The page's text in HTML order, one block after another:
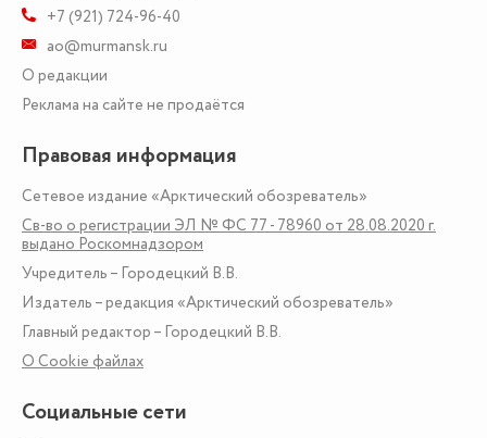
+7 (921) 724-96-40
ao@murmansk.ru
О редакции
Реклама на сайте не продаётся
Правовая информация
Сетевое издание «Арктический обозреватель»
Св-во о регистрации ЭЛ № ФС 77 - 78960 от 28.08.2020 г.
выдано Роскомнадзором
Учредитель – Городецкий В.В.
Издатель – редакция «Арктический обозреватель»
Главный редактор – Городецкий В.В.
О Сookie файлах
Социальные сети